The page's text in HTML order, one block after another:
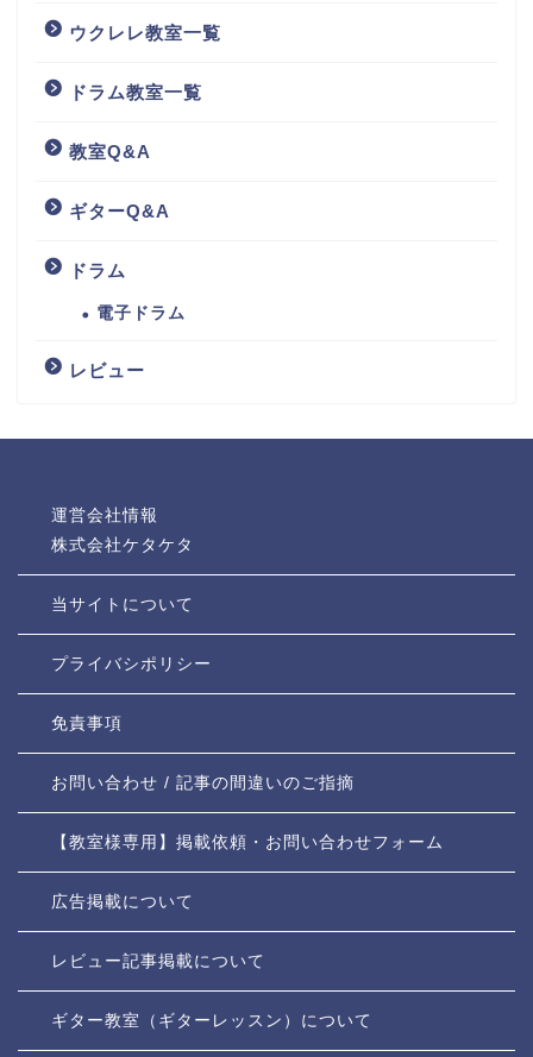
ウクレレ教室一覧
ドラム教室一覧
教室Q&A
ギターQ&A
ドラム
電子ドラム
レビュー
運営会社情報
株式会社ケタケタ
当サイトについて
プライバシポリシー
免責事項
お問い合わせ / 記事の間違いのご指摘
【教室様専用】掲載依頼・お問い合わせフォーム
広告掲載について
レビュー記事掲載について
ギター教室（ギターレッスン）について